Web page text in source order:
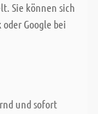
Sie können sich
Google bei
und sofort